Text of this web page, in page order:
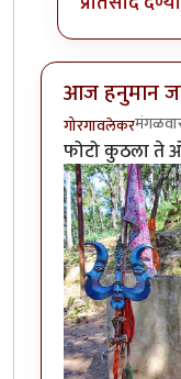
आज हनुमान
गोरगावलेकर
फोटो कुठला ते